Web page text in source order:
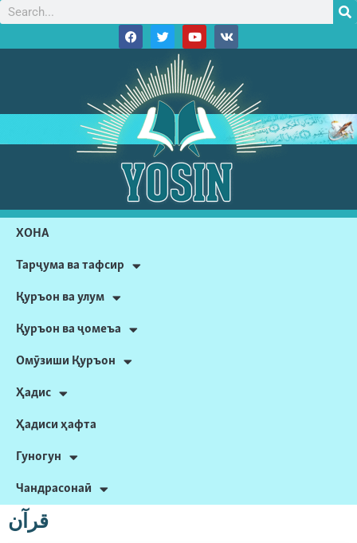
ХОНА
Тарҷума ва тафсир
Қуръон ва улум
Қуръон ва ҷомеъа
Омӯзиши Қуръон
Ҳадис
Ҳадиси ҳафта
Гуногун
Чандрасонаӣ
قرآن